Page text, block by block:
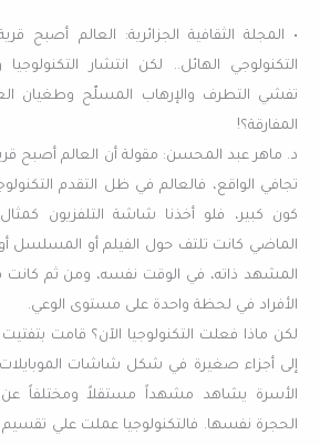
• المجلة الثقافية الجزائرية: العالم أصبح
التكنولوجي الهائل.. لكن انتشار التكنولوجيا
تفشي التطرف والإرهاب المسلّح وطغيان
المفارقة؟!
د. ماهر عبد المحسن: مقولة أن العالم أصبح
تجافي الواقع، فالعالم في ظل التقدم
كون كبير، فلو أخذنا شاشة التلفزيون
الماضي كانت تلتف حول الفيلم أو المسلسل أو
المشهد ذاته، في الوقت نفسه، ومن ثم كانت
الأفراد في لحظة واحدة على مستوى الوعي.
لكن ماذا فعلت التكنولوجيا الآن؟ قامت
إلى أجزاء صغيرة في شكل شاشات
الأسرة يشاهد مشهداً مستقلاً ومختلفاً عن
الحجرة نفسها. فالتكنولوجيا عملت علي تقسيم